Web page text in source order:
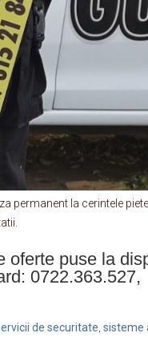
permanent la cerintele
oferte puse la
0722.363.527,
de securitate, sisteme